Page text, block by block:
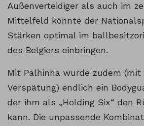
Außenverteidiger als auch im
Mittelfeld könnte der
Stärken optimal im
des Belgiers einbringen.
Mit Palhinha wurde zudem (mit
Verspätung) endlich ein
der ihm als „Holding Six“ den
kann. Die unpassende